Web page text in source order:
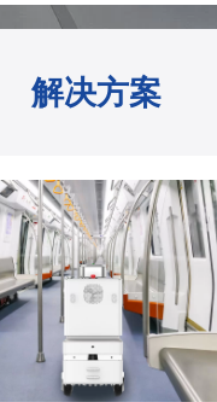
解决方案